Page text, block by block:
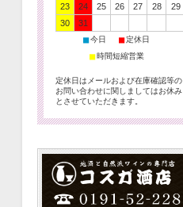
23
24 25 26 27 28
29
30
31
■今日 ■定休日
■ 時間短縮営業
定休日はメールおよび在庫確認等の
お問い合わせに関しましてはお休み
とさせていただきます。